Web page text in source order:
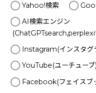
Yahoo!検索
AI検索エンジン
Instagram(インスタグ
YouTube(ユーチューブ)
Facebook(フェイスブ